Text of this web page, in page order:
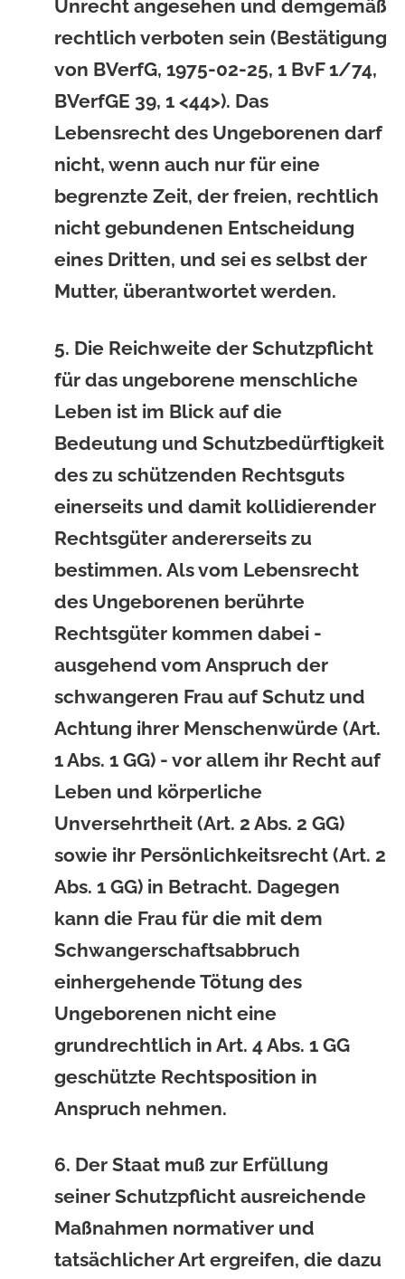
Unrecht angesehen und demgemäß
rechtlich verboten sein (Bestätigung
von BVerfG, 1975-02-25, 1 BvF 1/74,
BVerfGE 39, 1 <44>). Das
Lebensrecht des Ungeborenen darf
nicht, wenn auch nur für eine
begrenzte Zeit, der freien, rechtlich
nicht gebundenen Entscheidung
eines Dritten, und sei es selbst der
Mutter, überantwortet werden.
5. Die Reichweite der Schutzpflicht
für das ungeborene menschliche
Leben ist im Blick auf die
Bedeutung und Schutzbedürftigkeit
des zu schützenden Rechtsguts
einerseits und damit kollidierender
Rechtsgüter andererseits zu
bestimmen. Als vom Lebensrecht
des Ungeborenen berührte
Rechtsgüter kommen dabei -
ausgehend vom Anspruch der
schwangeren Frau auf Schutz und
Achtung ihrer Menschenwürde (Art.
1 Abs. 1 GG) - vor allem ihr Recht auf
Leben und körperliche
Unversehrtheit (Art. 2 Abs. 2 GG)
sowie ihr Persönlichkeitsrecht (Art. 2
Abs. 1 GG) in Betracht. Dagegen
kann die Frau für die mit dem
Schwangerschaftsabbruch
einhergehende Tötung des
Ungeborenen nicht eine
grundrechtlich in Art. 4 Abs. 1 GG
geschützte Rechtsposition in
Anspruch nehmen.
6. Der Staat muß zur Erfüllung
seiner Schutzpflicht ausreichende
Maßnahmen normativer und
tatsächlicher Art ergreifen, die dazu